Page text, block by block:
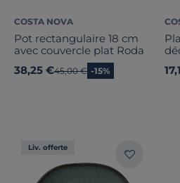
COSTA NOVA
Pot rectangulaire 18 cm
avec couvercle plat Roda
38,25 €Ancien prix
45,00 € -15%
Liv. offerte